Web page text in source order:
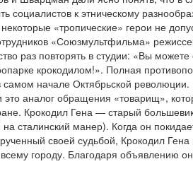
социалистов к этническому
«тропические» герои не
«Союзмультфильма»
раз повторять в студии: «Вы
крокодилом!». Полная
самом начале Октябрьской
аналог обращения «товарищ»,
Крокодил Гена — старый
на сталинский манер). Когда он
своей судьбой, Крокодил
городу. Благодаря объявлению